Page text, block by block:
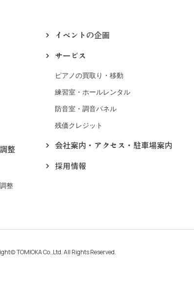
整
整
イベントの企画
サービス
ピアノの買取り・移動
練習室・ホールレンタル
防音室・調音パネル
残価クレジット
会社案内・アクセス・駐車場案内
採用情報
TOMIOKA Co.,Ltd. All Rights Reserved.